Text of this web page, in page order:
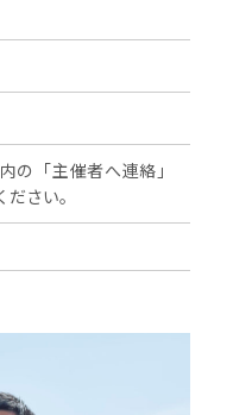
の「主催者へ連絡」
さい。